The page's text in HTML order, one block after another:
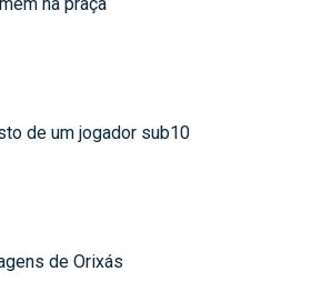
na praça
de um jogador sub10
de Orixás